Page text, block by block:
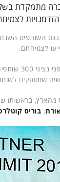
מתמקדת
השותפים
לצמיחתם.
שמספקים
בראשותו
; בוריס